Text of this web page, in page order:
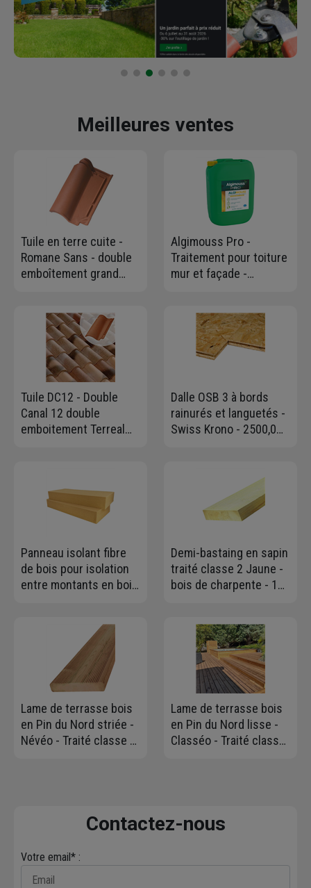
Meilleures ventes
Tuile en terre cuite -
Romane Sans - double
emboîtement grand
Algimouss Pro -
Traitement pour toiture
mur et façade -
l'emploi - Bidon de 30
litres
Tuile DC12 - Double
Canal 12 double
emboitement Terreal
Dalle OSB 3 à bords
rainurés et languetés -
Swiss Krono - 2500,0
Panneau isolant fibre
de bois pour isolation
entre montants en bois
m².K/W - 1,35 M x 0,58
M - ép. 100 MM
Demi-bastaing en sapin
traité classe 2 Jaune -
bois de charpente - 150
Lame de terrasse bois
en Pin du Nord striée -
Névéo - Traité classe 4
Lame de terrasse bois
en Pin du Nord lisse -
Classéo - Traité classe
Contactez-nous
Votre email* :